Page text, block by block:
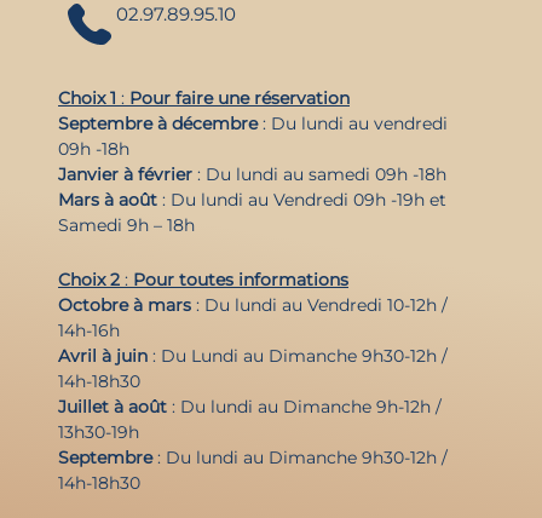
02.97.89.95.10
Choix 1 : Pour faire une réservation
Septembre à décembre: Du lundi au vendredi
09h -18h
Janvier à février : Du lundi au samedi 09h -18h
Mars à août : Du lundi au Vendredi 09h -19h et
Samedi 9h – 18h
Choix 2 : Pour toutes informations
Octobre à mars : Du lundi au Vendredi 10-12h /
14h-16h
Avril à juin : Du Lundi au Dimanche 9h30-12h /
14h-18h30
Juillet à août : Du lundi au Dimanche 9h-12h /
13h30-19h
Septembre: Du lundi au Dimanche 9h30-12h /
14h-18h30